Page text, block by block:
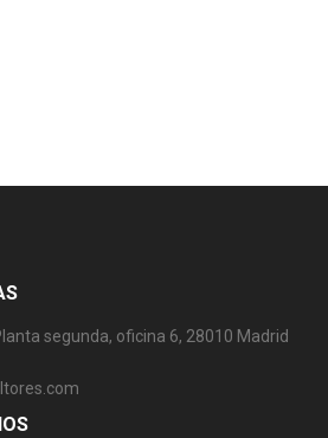
segunda, oficina 6, 28010 Madrid